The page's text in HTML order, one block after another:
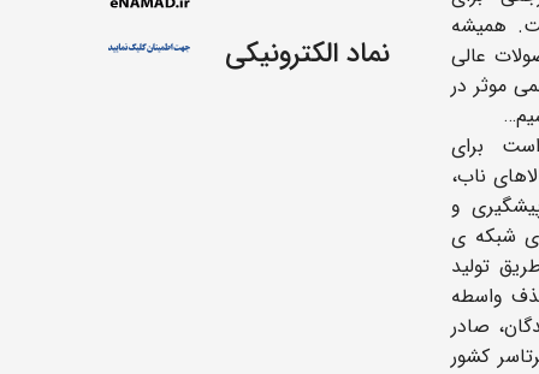
همیشه
عالی
موثر در
برای
ناب،
و
شبکه ی
تولید
واسطه
صادر
کشور
نماد الکترونیکی